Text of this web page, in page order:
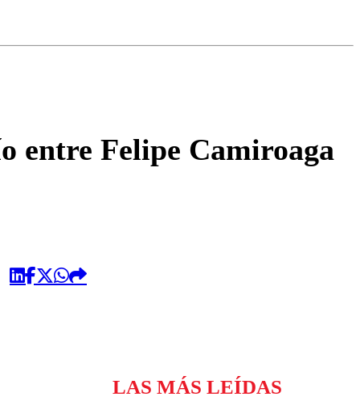
entre Felipe Camiroaga
LAS MÁS LEÍDAS